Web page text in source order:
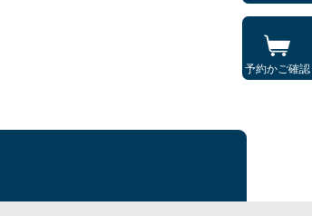
予約かご確認